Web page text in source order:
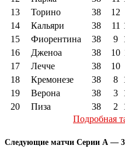
13
Торино 38 12
14
Кальяри 38 11
15
Фиорентина 38 9
16
Дженоа 38 10
17
Лечче 38 10
18
Кремонезе 38 8
19
Верона 38 3
20
Пиза 38 2
Подробная
Следующие матчи Серии А —